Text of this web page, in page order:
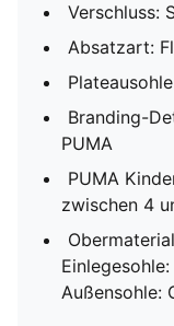
Verschluss:
Absatzart:
Plateausohle
Branding-
PUMA
PUMA
zwischen 4
Außensohle: